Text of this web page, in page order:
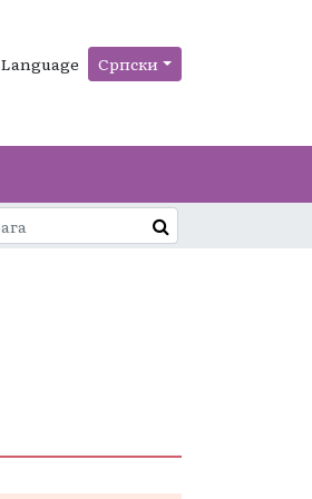
Language Српски